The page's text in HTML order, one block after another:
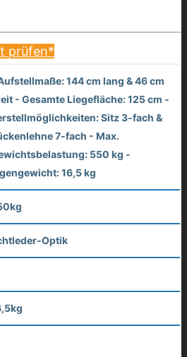
prüfen*
144 cm lang & 46 cm
- Gesamte Liegefläche: 125 cm -
Sitz 3-fach &
7-fach - Max.
550 kg -
16,5 kg
Optik